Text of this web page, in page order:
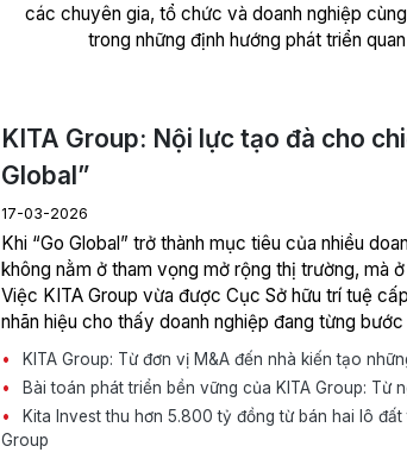
các chuyên gia, tổ chức và doanh nghiệp
trong những định hướng phát triển
KITA Group: Nội lực tạo đà cho
Global”
17-03-2026
Khi “Go Global” trở thành mục tiêu của nhiều
không nằm ở tham vọng mở rộng thị trường, mà
Việc KITA Group vừa được Cục Sở hữu trí tuệ
nhãn hiệu cho thấy doanh nghiệp đang từng
cần thiết để tham gia sâu hơn vào các chuỗi giá
KITA Group: Từ đơn vị M&A đến nhà kiến tạo
Bài toán phát triển bền vững của KITA Group: Từ
Kita Invest thu hơn 5.800 tỷ đồng từ bán hai lô
Group